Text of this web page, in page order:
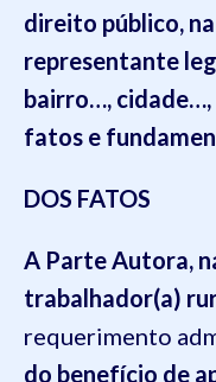
direito público,
representante
bairro…, cidade…,
fatos e
DOS FATOS
A Parte Autora,
trabalhador(a)
requerimento
do benefício de